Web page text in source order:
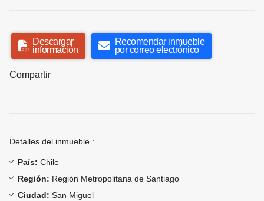
Descargar
información
Recomendar inmueble
por correo electrónico
Compartir
Detalles del inmueble :
País: Chile
Región: Región Metropolitana de Santiago
Ciudad: San Miguel